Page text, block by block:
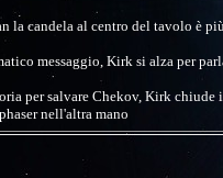
la candela al centro del tavolo è
messaggio, Kirk si alza per
per salvare Chekov, Kirk
nell'altra mano